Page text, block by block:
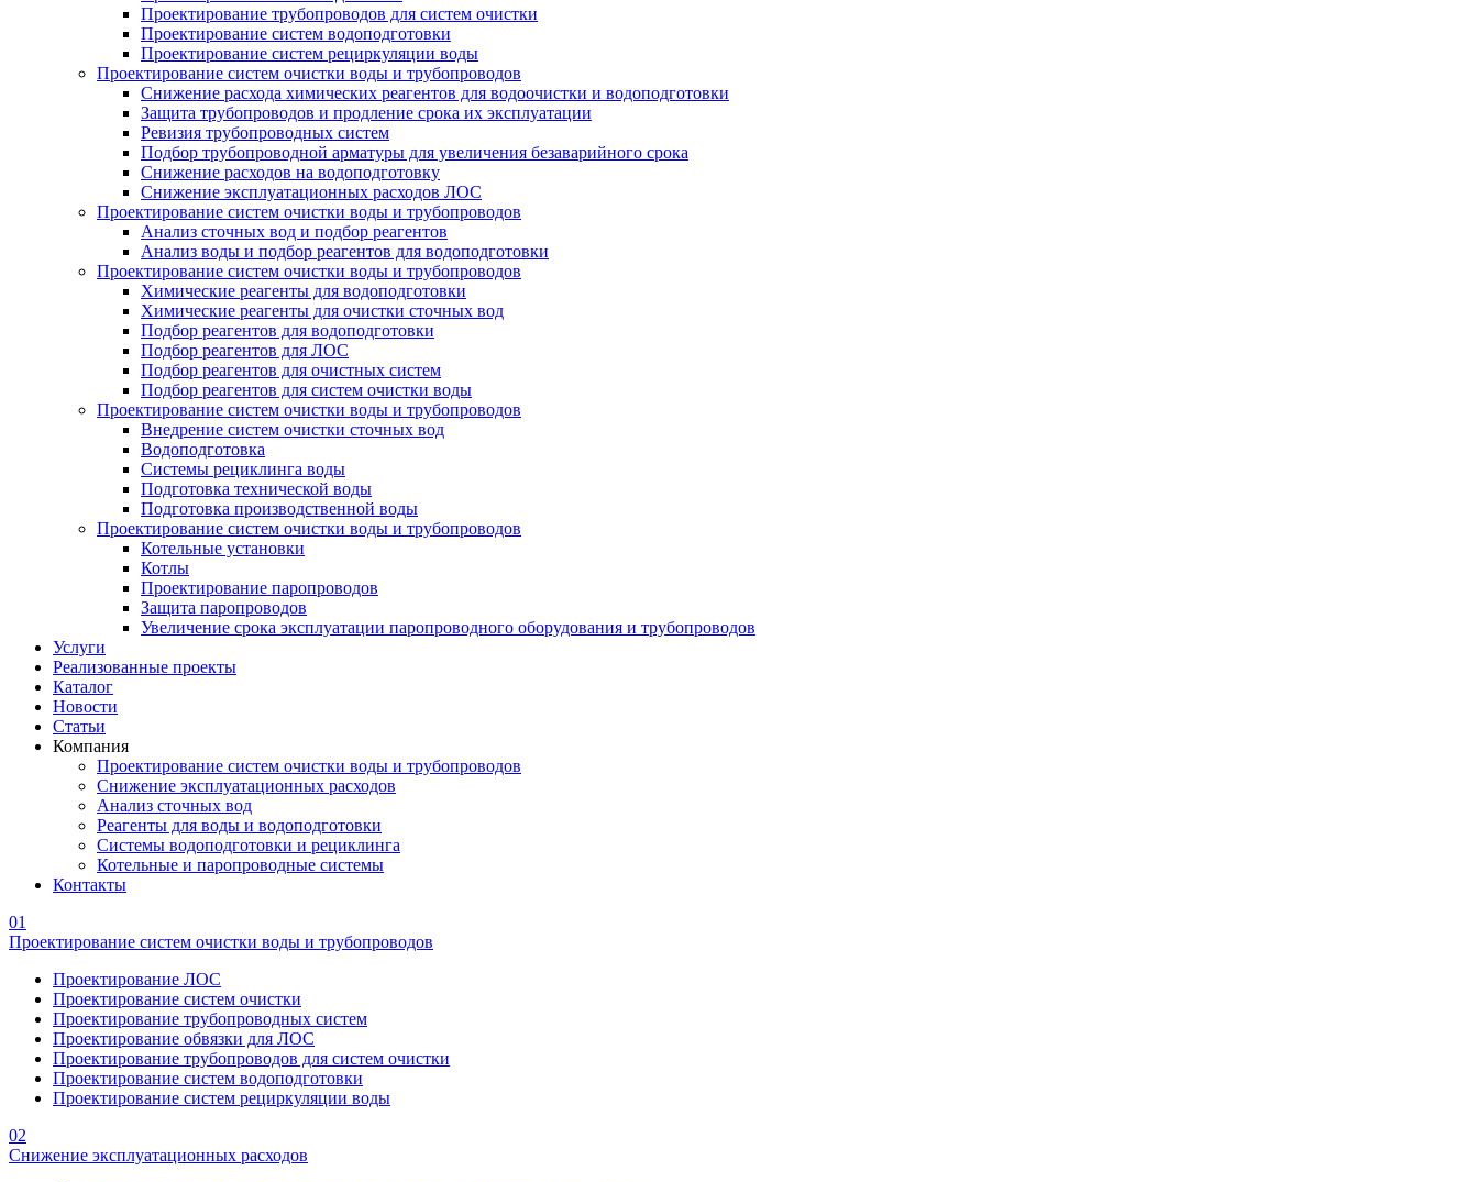
Проектирование трубопроводов для систем очистки
Проектирование систем водоподготовки
Проектирование систем рециркуляции воды
Проектирование систем очистки воды и трубопроводов
Снижение расхода химических реагентов для водоочистки и водоподготовки
Защита трубопроводов и продление срока их эксплуатации
Ревизия трубопроводных систем
Подбор трубопроводной арматуры для увеличения безаварийного срока
Снижение расходов на водоподготовку
Снижение эксплуатационных расходов ЛОС
Проектирование систем очистки воды и трубопроводов
Анализ сточных вод и подбор реагентов
Анализ воды и подбор реагентов для водоподготовки
Проектирование систем очистки воды и трубопроводов
Химические реагенты для водоподготовки
Химические реагенты для очистки сточных вод
Подбор реагентов для водоподготовки
Подбор реагентов для ЛОС
Подбор реагентов для очистных систем
Подбор реагентов для систем очистки воды
Проектирование систем очистки воды и трубопроводов
Внедрение систем очистки сточных вод
Водоподготовка
Системы рециклинга воды
Подготовка технической воды
Подготовка производственной воды
Проектирование систем очистки воды и трубопроводов
Котельные установки
Котлы
Проектирование паропроводов
Защита паропроводов
Увеличение срока эксплуатации паропроводного оборудования и трубопроводов
Услуги
Реализованные проекты
Каталог
Новости
Статьи
Компания
Проектирование систем очистки воды и трубопроводов
Снижение эксплуатационных расходов
Анализ сточных вод
Реагенты для воды и водоподготовки
Системы водоподготовки и рециклинга
Котельные и паропроводные системы
Контакты
01
Проектирование систем очистки воды и трубопроводов
Проектирование ЛОС
Проектирование систем очистки
Проектирование трубопроводных систем
Проектирование обвязки для ЛОС
Проектирование трубопроводов для систем очистки
Проектирование систем водоподготовки
Проектирование систем рециркуляции воды
02
Снижение эксплуатационных расходов